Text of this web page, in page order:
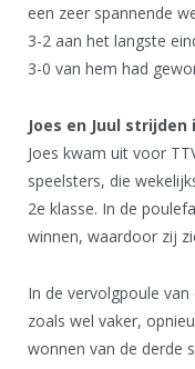
een zeer spannende
3-2 aan het langste
3-0 van hem had
Joes en Juul strijden
Joes kwam uit voor
speelsters, die
2e klasse. In de
winnen, waardoor zij
In de vervolgpoule van
zoals wel vaker,
wonnen van de derde